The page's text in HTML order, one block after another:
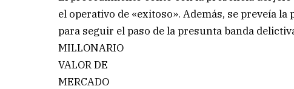
el operativo de «exitoso». Además, se preveía
para seguir el paso de la presunta banda
MILLONARIO
VALOR DE
MERCADO